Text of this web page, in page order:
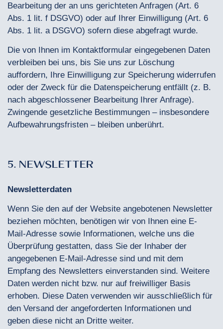
Bearbeitung der an uns gerichteten Anfragen (Art. 6
Abs. 1 lit. f DSGVO) oder auf Ihrer Einwilligung (Art. 6
Abs. 1 lit. a DSGVO) sofern diese abgefragt wurde.
Die von Ihnen im Kontaktformular eingegebenen Daten
verbleiben bei uns, bis Sie uns zur Löschung
auffordern, Ihre Einwilligung zur Speicherung widerrufen
oder der Zweck für die Datenspeicherung entfällt (z. B.
nach abgeschlossener Bearbeitung Ihrer Anfrage).
Zwingende gesetzliche Bestimmungen – insbesondere
Aufbewahrungsfristen – bleiben unberührt.
5. NEWSLETTER
Newsletterdaten
Wenn Sie den auf der Website angebotenen Newsletter
beziehen möchten, benötigen wir von Ihnen eine E-
Mail-Adresse sowie Informationen, welche uns die
Überprüfung gestatten, dass Sie der Inhaber der
angegebenen E-Mail-Adresse sind und mit dem
Empfang des Newsletters einverstanden sind. Weitere
Daten werden nicht bzw. nur auf freiwilliger Basis
erhoben. Diese Daten verwenden wir ausschließlich für
den Versand der angeforderten Informationen und
geben diese nicht an Dritte weiter.